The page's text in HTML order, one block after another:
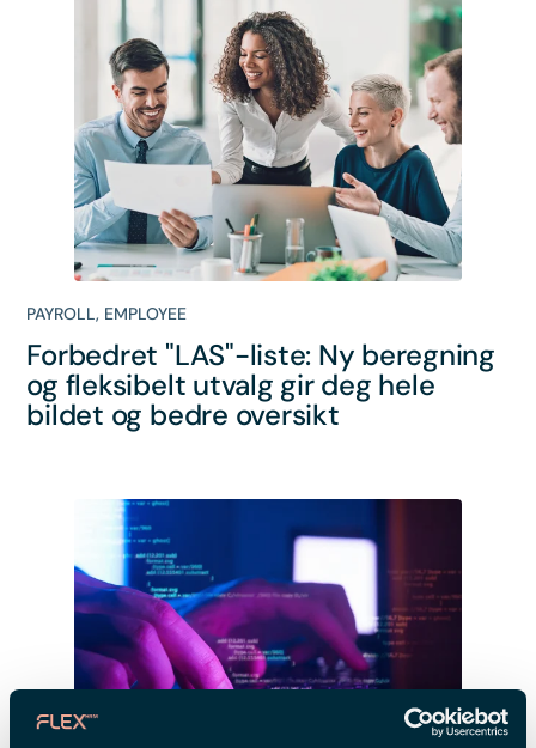
PAYROLL, EMPLOYEE
Forbedret "LAS"-liste: Ny beregning
og fleksibelt utvalg gir deg hele
bildet og bedre oversikt